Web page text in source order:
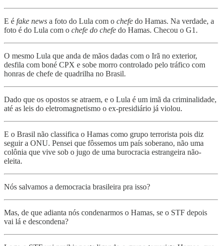
E é fake news a foto do Lula com o chefe do Hamas. Na verdade, a
foto é do Lula com o chefe do chefe do Hamas. Checou o G1.
O mesmo Lula que anda de mãos dadas com o Irã no exterior,
desfila com boné CPX e sobe morro controlado pelo tráfico com
honras de chefe de quadrilha no Brasil.
Dado que os opostos se atraem, e o Lula é um imã da criminalidade,
até as leis do eletromagnetismo o ex-presidiário já violou.
E o Brasil não classifica o Hamas como grupo terrorista pois diz
seguir a ONU. Pensei que fôssemos um país soberano, não uma
colônia que vive sob o jugo de uma burocracia estrangeira não-
eleita.
Nós salvamos a democracia brasileira pra isso?
Mas, de que adianta nós condenarmos o Hamas, se o STF depois
vai lá e descondena?